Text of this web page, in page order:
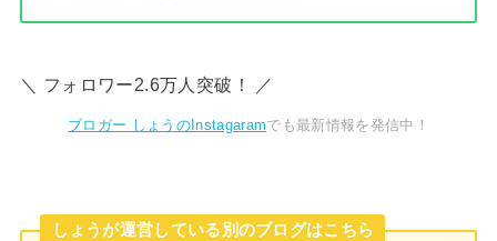
＼ フォロワー2.6万人突破！ ／
ブロガー しょうのInstagaramでも最新情報を発信中！
しょうが運営している別のブログはこちら